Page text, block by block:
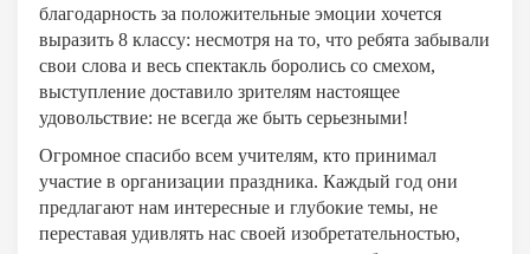
благодарность за положительные эмоции хочется
выразить 8 классу: несмотря на то, что ребята забывали
свои слова и весь спектакль боролись со смехом,
выступление доставило зрителям настоящее
удовольствие: не всегда же быть серьезными!
Огромное спасибо всем учителям, кто принимал
участие в организации праздника. Каждый год они
предлагают нам интересные и глубокие темы, не
переставая удивлять нас своей изобретательностью,